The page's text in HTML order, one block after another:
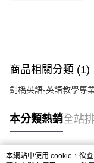
商品相關分類 (1)
劍橋英語-英語教學專
本分類熱銷全站
本網站中使用 cookie，欲